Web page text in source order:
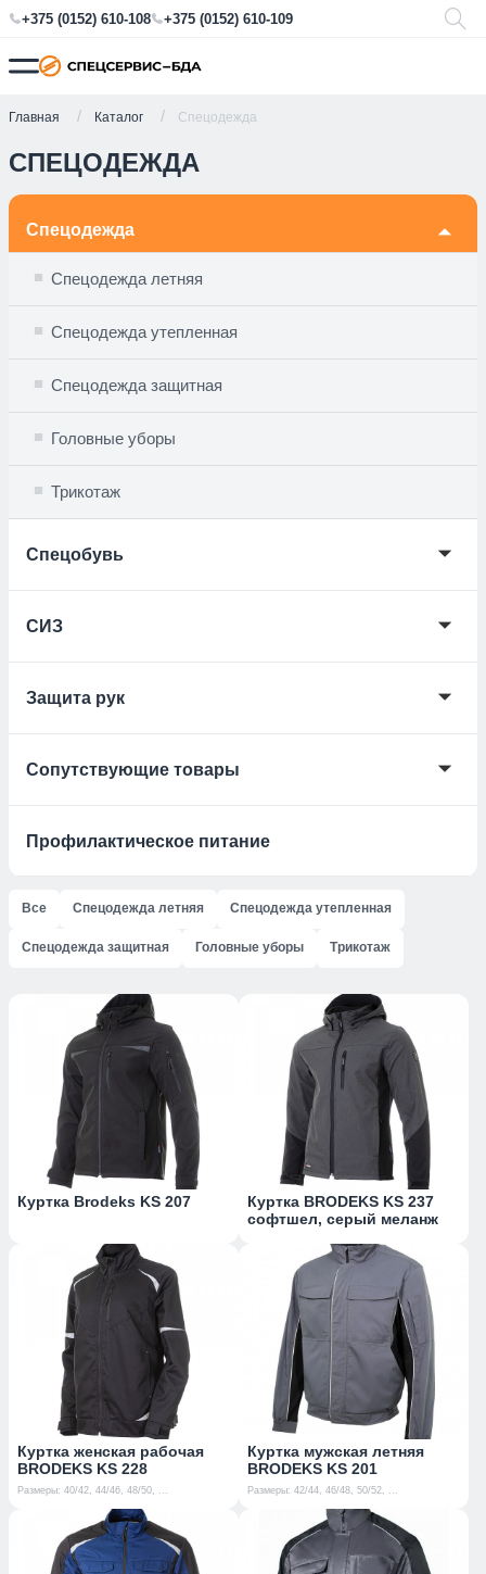
+375 (0152) 610-108 +375 (0152) 610-109
Главная Каталог Спецодежда
СПЕЦОДЕЖДА
Спецодежда
Спецодежда летняя
Спецодежда утепленная
Спецодежда защитная
Головные уборы
Трикотаж
🞃
Спецобувь 🞃
СИЗ 🞃
Защита рук 🞃
Сопутствующие товары 🞃
Профилактическое питание
Все Спецодежда летняя Спецодежда утепленная
Спецодежда защитная Головные уборы Трикотаж
Куртка Brodeks KS 207
Куртка BRODEKS KS 237
софтшел, серый меланж
Куртка женская рабочая
BRODEKS KS 228
Размеры: 40/42, 44/46, 48/50, ...
Куртка мужская летняя
BRODEKS KS 201
Размеры: 42/44, 46/48, 50/52, ...